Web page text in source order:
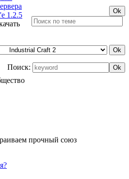
1.2.5
Поиск:
прочный союз